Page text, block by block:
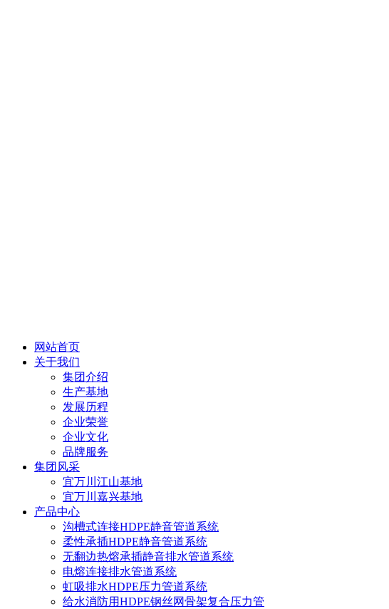
网站首页
关于我们
集团介绍
生产基地
发展历程
企业荣誉
企业文化
品牌服务
集团风采
宜万川江山基地
宜万川嘉兴基地
产品中心
沟槽式连接HDPE静音管道系统
柔性承插HDPE静音管道系统
无翻边热熔承插静音排水管道系统
电熔连接排水管道系统
虹吸排水HDPE压力管道系统
给水消防用HDPE钢丝网骨架复合压力管